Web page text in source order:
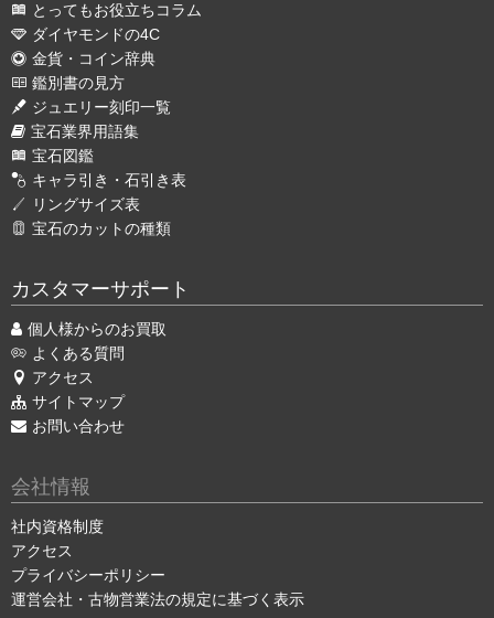
とってもお役立ちコラム
ダイヤモンドの4C
金貨・コイン辞典
鑑別書の見方
ジュエリー刻印一覧
宝石業界用語集
宝石図鑑
キャラ引き・石引き表
リングサイズ表
宝石のカットの種類
カスタマーサポート
個人様からのお買取
よくある質問
アクセス
サイトマップ
お問い合わせ
会社情報
社内資格制度
アクセス
プライバシーポリシー
運営会社・古物営業法の規定に基づく表示